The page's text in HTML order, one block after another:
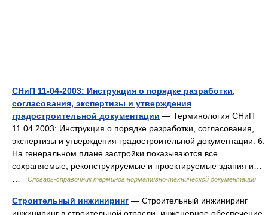
СНиП 11-04-2003: Инструкция о порядке разработки,
согласования, экспертизы и утверждения
градостроительной документации — Терминология СНиП
11 04 2003: Инструкция о порядке разработки, согласования,
экспертизы и утверждения градостроительной документации: 6.
На генеральном плане застройки показываются все
сохраняемые, реконструируемые и проектируемые здания и…
Словарь-справочник терминов нормативно-технической документации
Строительный инжиниринг — Строительный инжиниринг